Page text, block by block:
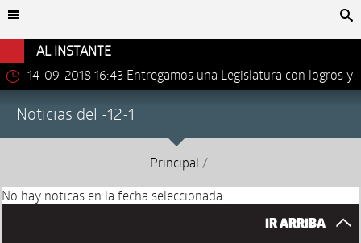
AL INSTANTE
14-09-2018 16:43 Entregamos una Legislatura con logros y
Noticias del -12-1
Principal /
No hay noticas en la fecha seleccionada...
IR ARRIBA